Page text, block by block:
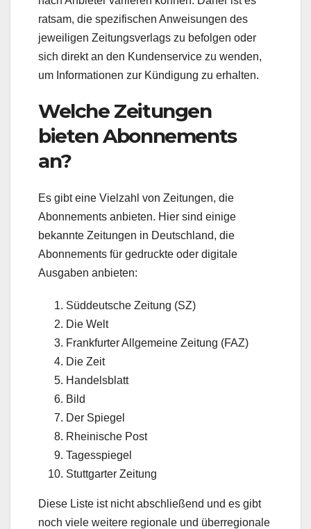
ratsam, die spezifischen Anweisungen des
jeweiligen Zeitungsverlags zu befolgen oder
sich direkt an den Kundenservice zu wenden,
um Informationen zur Kündigung zu erhalten.
Welche Zeitungen
bieten Abonnements
an?
Es gibt eine Vielzahl von Zeitungen, die
Abonnements anbieten. Hier sind einige
bekannte Zeitungen in Deutschland, die
Abonnements für gedruckte oder digitale
Ausgaben anbieten:
Süddeutsche Zeitung (SZ)
Die Welt
Frankfurter Allgemeine Zeitung (FAZ)
Die Zeit
Handelsblatt
Bild
Der Spiegel
Rheinische Post
Tagesspiegel
Stuttgarter Zeitung
Diese Liste ist nicht abschließend und es gibt
noch viele weitere regionale und überregionale